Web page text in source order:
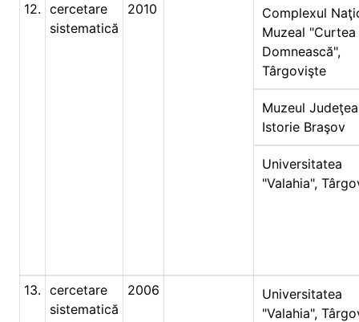
12. cercetare
sistematică
2010
Complexul
Muzeal "Curtea
Domnească",
Târgovişte
Muzeul
Istorie Braşov
Universitatea
"Valahia",
13. cercetare
sistematică
2006
Universitatea
"Valahia",